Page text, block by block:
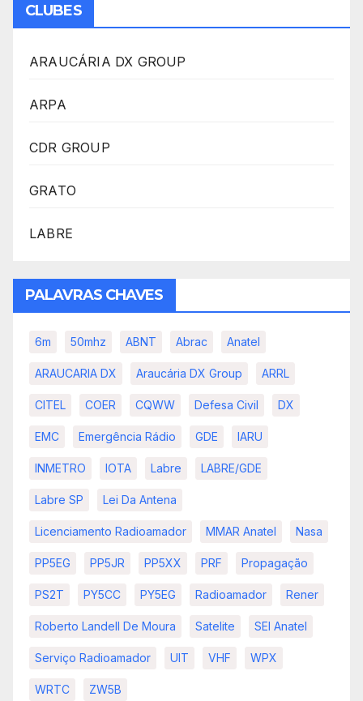
CLUBES
ARAUCÁRIA DX GROUP
ARPA
CDR GROUP
GRATO
LABRE
PALAVRAS CHAVES
6m 50mhz ABNT Abrac Anatel
ARAUCARIA DX Araucária DX Group ARRL
CITEL COER CQWW Defesa Civil DX
EMC Emergência Rádio GDE IARU
INMETRO IOTA Labre LABRE/GDE
Labre SP Lei Da Antena
Licenciamento Radioamador MMAR Anatel Nasa
PP5EG PP5JR PP5XX PRF Propagação
PS2T PY5CC PY5EG Radioamador Rener
Roberto Landell De Moura Satelite SEI Anatel
Serviço Radioamador UIT VHF WPX
WRTC ZW5B